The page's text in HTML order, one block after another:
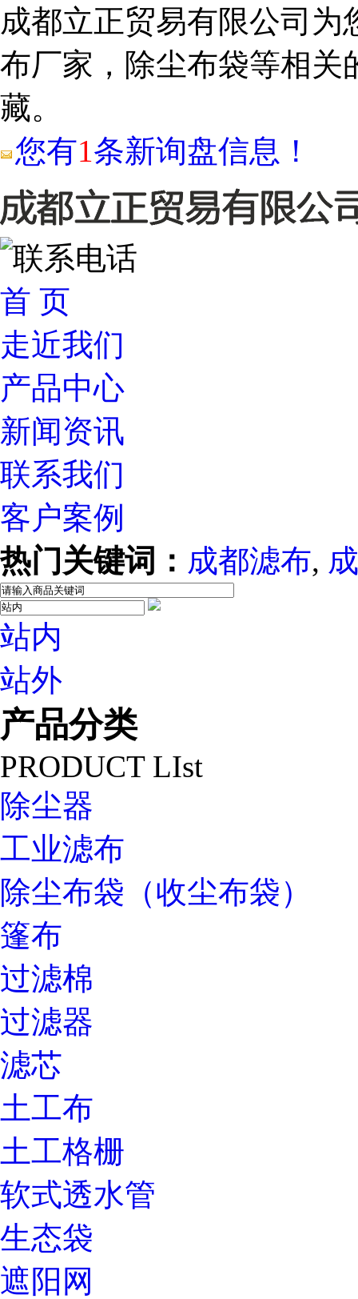
成都立正贸易有限公司为
布厂家，除尘布袋等相关
藏。
您有1条新询盘信息！
首 页
走近我们
产品中心
新闻资讯
联系我们
客户案例
热门关键词： 成都滤布,
站内
站外
产品分类
PRODUCT LIst
除尘器
工业滤布
除尘布袋（收尘布袋）
篷布
过滤棉
过滤器
滤芯
土工布
土工格栅
软式透水管
生态袋
遮阳网